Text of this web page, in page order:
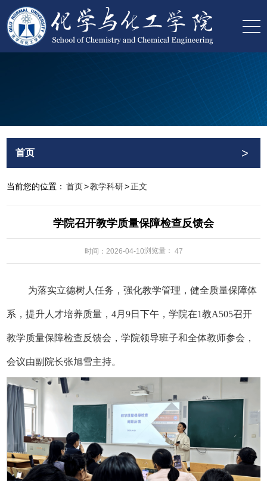
首页 >
当前您的位置： 首页>教学科研>正文
学院召开教学质量保障检查反馈会
时间：2026-04-10浏览量： 47
为落实立德树人任务，强化教学管理，健全质量保障体
系，提升人才培养质量，4月9日下午，学院在1教A505召开
教学质量保障检查反馈会，学院领导班子和全体教师参会，
会议由副院长张旭雪主持。